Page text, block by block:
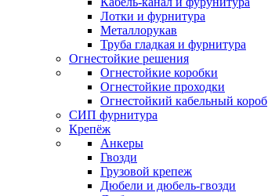
Лотки и фурнитура
Металлорукав
Труба гладкая и фурнитура
Огнестойкие решения
Огнестойкие коробки
Огнестойкие проходки
Огнестойкий кабельный короб
СИП фурнитура
Крепёж
Анкеры
Гвозди
Грузовой крепеж
Дюбели и дюбель-гвозди